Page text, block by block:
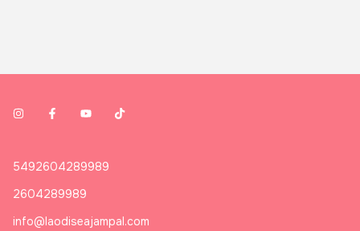
5492604289989
2604289989
info@laodiseajampal.com